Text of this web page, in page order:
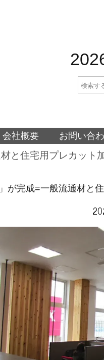
会社概要 お問い合
と住宅用プレカット
が完成=一般流通材と